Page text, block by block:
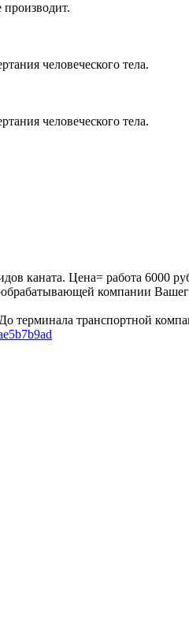
человеческого тела.
человеческого тела.
каната. Цена= работа 6000
компании
транспортной